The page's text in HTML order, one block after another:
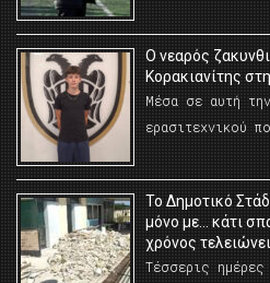
O νεαρός
Κορακιανίτης
Μέσα σε αυτή
ερασιτεχνικού
Το Δημοτικό
μόνο με… κάτι
χρόνος
Τέσσερις